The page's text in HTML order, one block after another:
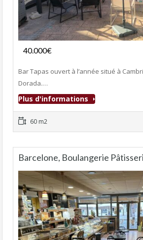
40.000€
Bar Tapas ouvert à l’année situé à
Dorada.…
Plus d'informations
60 m2
Barcelone, Boulangerie